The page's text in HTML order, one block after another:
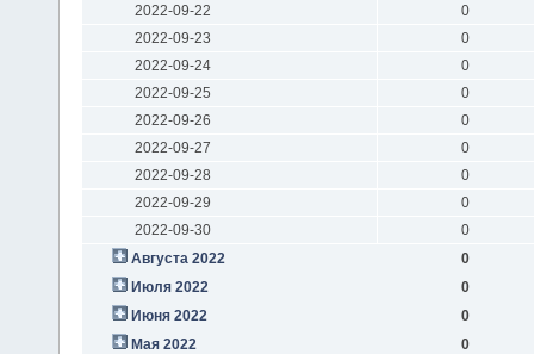
2022-09-22
0
2022-09-23
0
2022-09-24
0
2022-09-25
0
2022-09-26
0
2022-09-27
0
2022-09-28
0
2022-09-29
0
2022-09-30
0
Августа 2022
0
Июля 2022
0
Июня 2022
0
Мая 2022
0